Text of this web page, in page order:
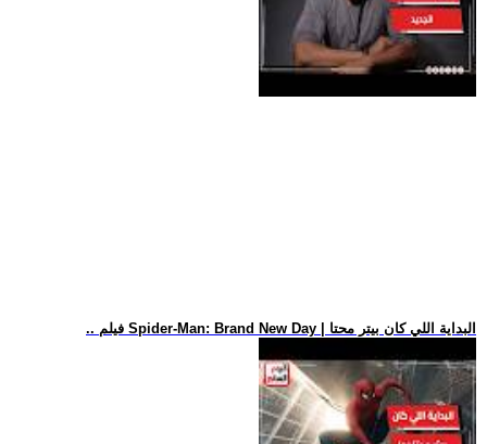
.. فيلم Spider-Man: Brand New Day | البداية اللي كان بيتر محتا